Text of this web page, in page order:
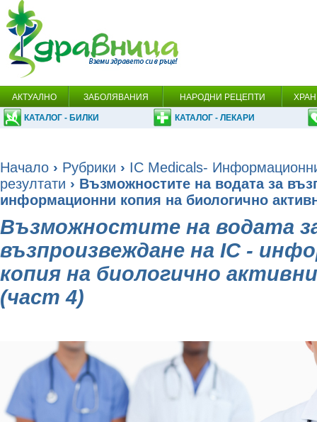
АКТУАЛНО ЗАБОЛЯВАНИЯ НАРОДНИ РЕЦЕПТИ
КАТАЛОГ - БИЛКИ КАТАЛОГ - ЛЕКАРИ
Начало › Рубрики › IC Medicals-
резултати › Възможностите на водата за
информационни копия на биологично
Възможностите на водата
възпроизвеждане на IC -
копия на биологично
(част 4)